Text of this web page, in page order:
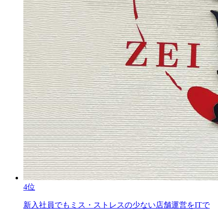
4位
新入社員でもミス・ストレスの少ない店舗運営をITで